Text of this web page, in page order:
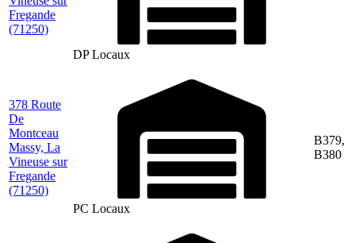
Fregande
(71250)
DP Locaux
378 Route
De
Montceau
Massy, La
Vineuse sur
Fregande
(71250)
PC Locaux
B379,
B380